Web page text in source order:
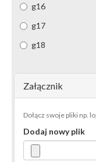
g16
g17
g18
Załącznik
Dołącz swoje pliki np.
Dodaj nowy plik